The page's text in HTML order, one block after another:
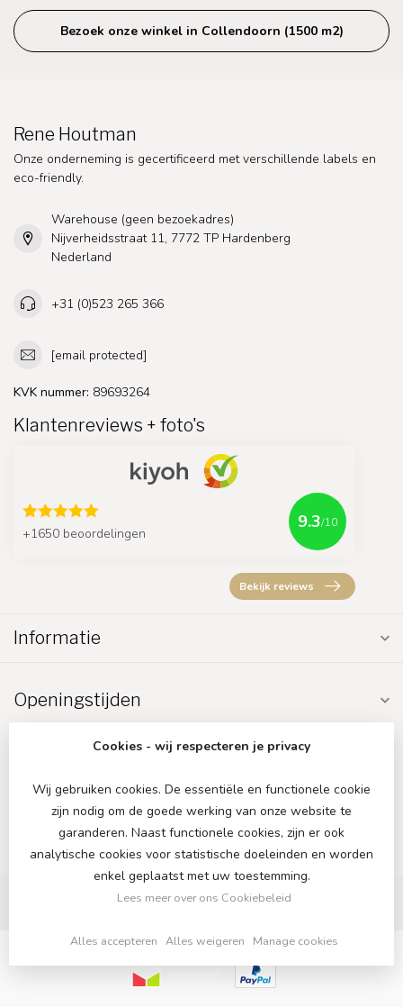
Bezoek onze winkel in Collendoorn (1500 m2)
Rene Houtman
Onze onderneming is gecertificeerd met verschillende labels en
eco-friendly.
Warehouse (geen bezoekadres)
Nijverheidsstraat 11, 7772 TP Hardenberg
Nederland
+31 (0)523 265 366
[email protected]
KVK nummer: 89693264
Klantenreviews + foto's
+1650 beoordelingen
9.3/10
Bekijk reviews
Informatie
Openingstijden
Cookies - wij respecteren je privacy
Wij gebruiken cookies. De essentiële en functionele cookie
zijn nodig om de goede werking van onze website te
garanderen. Naast functionele cookies, zijn er ook
analytische cookies voor statistische doeleinden en worden
enkel geplaatst met uw toestemming.
Lees meer over ons Cookiebeleid
Alles accepteren Alles weigeren Manage cookies